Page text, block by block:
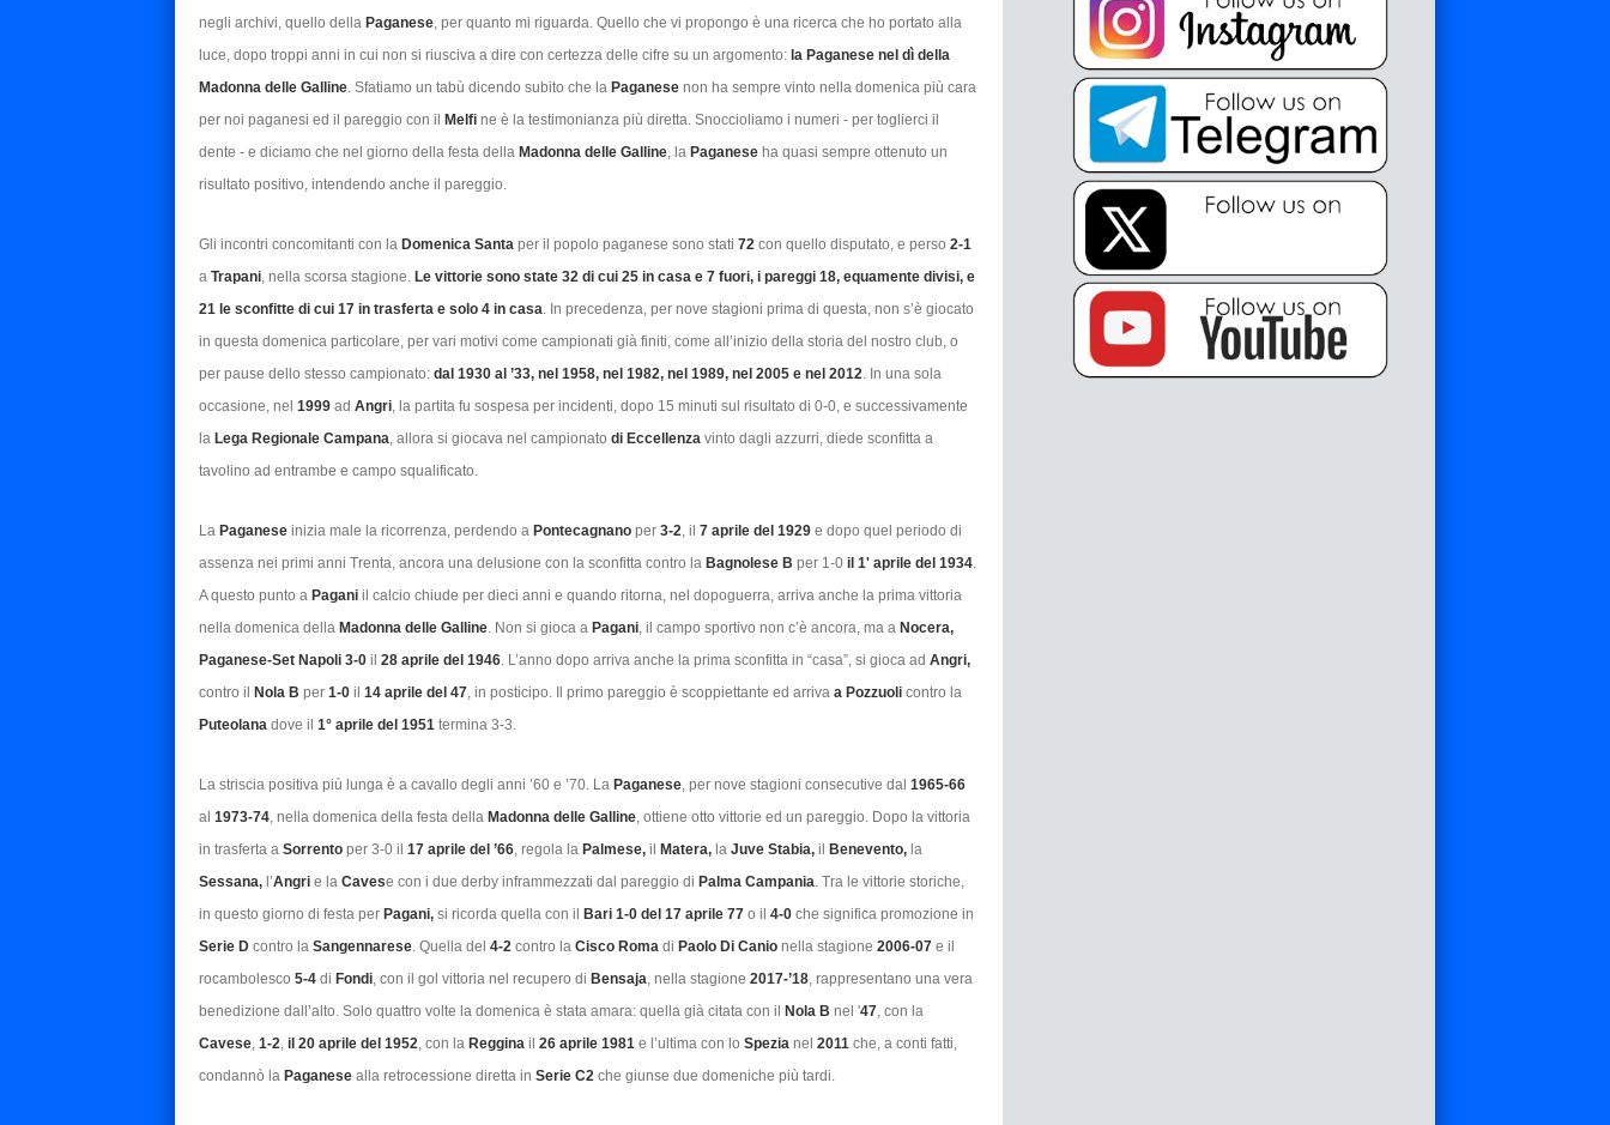
negli archivi, quello della Paganese, per quanto mi riguarda. Quello che vi propongo è una ricerca che ho portato alla
luce, dopo troppi anni in cui non si riusciva a dire con certezza delle cifre su un argomento: la Paganese nel dì della
Madonna delle Galline. Sfatiamo un tabù dicendo subito che la Paganese non ha sempre vinto nella domenica più cara
per noi paganesi ed il pareggio con il Melfi ne è la testimonianza più diretta. Snoccioliamo i numeri - per toglierci il
dente - e diciamo che nel giorno della festa della Madonna delle Galline, la Paganese ha quasi sempre ottenuto un
risultato positivo, intendendo anche il pareggio.
Gli incontri concomitanti con la Domenica Santa per il popolo paganese sono stati 72 con quello disputato, e perso 2-1
a Trapani, nella scorsa stagione. Le vittorie sono state 32 di cui 25 in casa e 7 fuori, i pareggi 18, equamente divisi, e
21 le sconfitte di cui 17 in trasferta e solo 4 in casa. In precedenza, per nove stagioni prima di questa, non s’è giocato
in questa domenica particolare, per vari motivi come campionati già finiti, come all’inizio della storia del nostro club, o
per pause dello stesso campionato: dal 1930 al ’33, nel 1958, nel 1982, nel 1989, nel 2005 e nel 2012. In una sola
occasione, nel 1999 ad Angri, la partita fu sospesa per incidenti, dopo 15 minuti sul risultato di 0-0, e successivamente
la Lega Regionale Campana, allora si giocava nel campionato di Eccellenza vinto dagli azzurri, diede sconfitta a
tavolino ad entrambe e campo squalificato.
La Paganese inizia male la ricorrenza, perdendo a Pontecagnano per 3-2, il 7 aprile del 1929 e dopo quel periodo di
assenza nei primi anni Trenta, ancora una delusione con la sconfitta contro la Bagnolese B per 1-0 il 1' aprile del 1934.
A questo punto a Pagani il calcio chiude per dieci anni e quando ritorna, nel dopoguerra, arriva anche la prima vittoria
nella domenica della Madonna delle Galline. Non si gioca a Pagani, il campo sportivo non c’è ancora, ma a Nocera,
Paganese-Set Napoli 3-0 il 28 aprile del 1946. L’anno dopo arriva anche la prima sconfitta in “casa”, si gioca ad Angri,
contro il Nola B per 1-0 il 14 aprile del 47, in posticipo. Il primo pareggio è scoppiettante ed arriva a Pozzuoli contro la
Puteolana dove il 1° aprile del 1951 termina 3-3.
La striscia positiva più lunga è a cavallo degli anni ’60 e ’70. La Paganese, per nove stagioni consecutive dal 1965-66
al 1973-74, nella domenica della festa della Madonna delle Galline, ottiene otto vittorie ed un pareggio. Dopo la vittoria
in trasferta a Sorrento per 3-0 il 17 aprile del ’66, regola la Palmese, il Matera, la Juve Stabia, il Benevento, la
Sessana, l’Angri e la Cavese con i due derby inframmezzati dal pareggio di Palma Campania. Tra le vittorie storiche,
in questo giorno di festa per Pagani, si ricorda quella con il Bari 1-0 del 17 aprile 77 o il 4-0 che significa promozione in
Serie D contro la Sangennarese. Quella del 4-2 contro la Cisco Roma di Paolo Di Canio nella stagione 2006-07 e il
rocambolesco 5-4 di Fondi, con il gol vittoria nel recupero di Bensaja, nella stagione 2017-’18, rappresentano una vera
benedizione dall’alto. Solo quattro volte la domenica è stata amara: quella già citata con il Nola B nel '47, con la
Cavese, 1-2, il 20 aprile del 1952, con la Reggina il 26 aprile 1981 e l’ultima con lo Spezia nel 2011 che, a conti fatti,
condannò la Paganese alla retrocessione diretta in Serie C2 che giunse due domeniche più tardi.